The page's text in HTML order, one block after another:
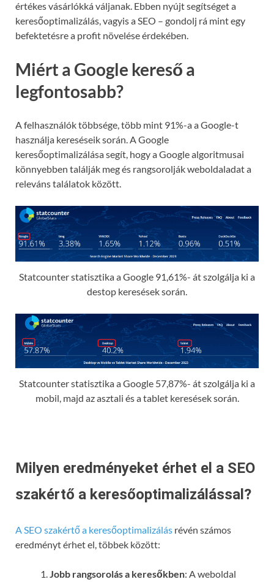
értékes vásárlókká váljanak. Ebben nyújt segítséget a
keresőoptimalizálás, vagyis a SEO – gondolj rá mint egy
befektetésre a profit növelése érdekében.
Miért a Google kereső a
legfontosabb?
A felhasználók többsége, több mint 91%-a a Google-t
használja kereséseik során. A Google
keresőoptimalizálása segít, hogy a Google algoritmusai
könnyebben találják meg és rangsorolják weboldaladat a
releváns találatok között.
Statcounter statisztika a Google 91,61%- át szolgálja ki a
destop keresések során.
Statcounter statisztika a Google 57,87%- át szolgálja ki a
mobil, majd az asztali és a tablet keresések során.
Milyen eredményeket érhet el a SEO
szakértő a keresőoptimalizálással?
A SEO szakértő a keresőoptimalizálás révén számos
eredményt érhet el, többek között:
Jobb rangsorolás a keresőkben: A weboldal